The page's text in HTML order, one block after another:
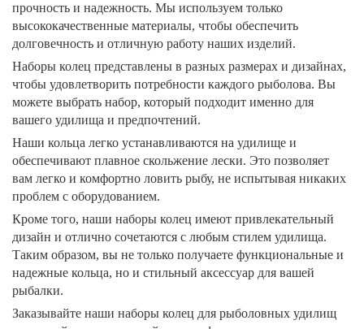
прочность и надежность. Мы используем только
высококачественные материалы, чтобы обеспечить
долговечность и отличную работу наших изделий.
Наборы колец представлены в разных размерах и дизайнах,
чтобы удовлетворить потребности каждого рыболова. Вы
можете выбрать набор, который подходит именно для
вашего удилища и предпочтений.
Наши кольца легко устанавливаются на удилище и
обеспечивают плавное скольжение лески. Это позволяет
вам легко и комфортно ловить рыбу, не испытывая никаких
проблем с оборудованием.
Кроме того, наши наборы колец имеют привлекательный
дизайн и отлично сочетаются с любым стилем удилища.
Таким образом, вы не только получаете функциональные и
надежные кольца, но и стильный аксессуар для вашей
рыбалки.
Заказывайте наши наборы колец для рыболовных удилищ